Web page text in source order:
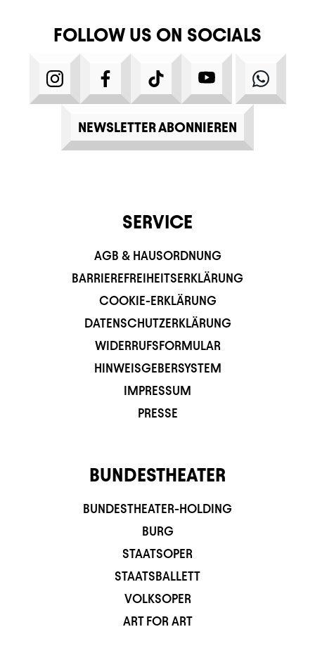
FOLLOW US ON SOCIALS
INSTAGRAMFACEBOOKTIKTOK YOUTUBE
NEWSLETTER ABONNIEREN
SERVICE
AGB & HAUSORDNUNG
BARRIEREFREIHEITSERKLÄRUNG
COOKIE-ERKLÄRUNG
DATENSCHUTZERKLÄRUNG
WIDERRUFSFORMULAR
HINWEISGEBERSYSTEM
IMPRESSUM
PRESSE
BUNDESTHEATER
BUNDESTHEATER-HOLDING
BURG
STAATSOPER
STAATSBALLETT
VOLKSOPER
ART FOR ART